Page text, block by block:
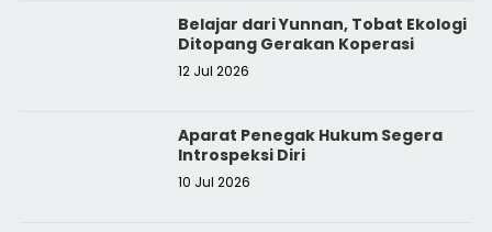
Belajar dari Yunnan, Tobat Ekologi
Ditopang Gerakan Koperasi
12 Jul 2026
Aparat Penegak Hukum Segera
Introspeksi Diri
10 Jul 2026